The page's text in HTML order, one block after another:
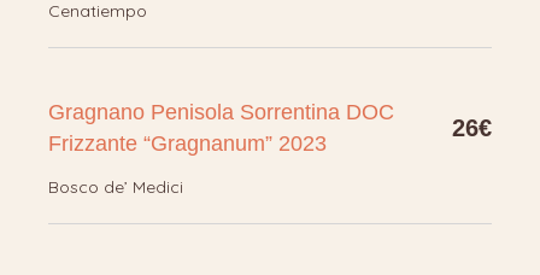
Cenatiempo
Gragnano Penisola Sorrentina DOC
Frizzante “Gragnanum” 2023
26€
Bosco de’ Medici